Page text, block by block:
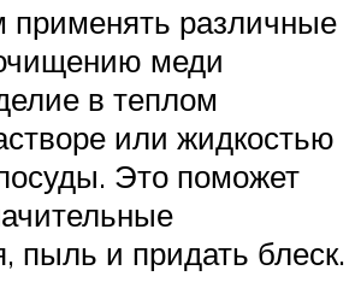
различные
меди
в теплом
или жидкостью
Это поможет
пыль и придать блеск.